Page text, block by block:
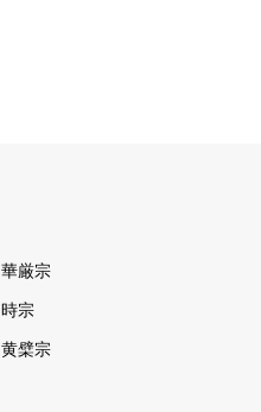
華厳宗
時宗
黄檗宗